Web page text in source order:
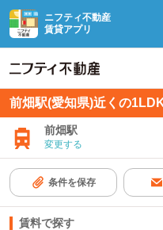
ニフティ不動産
賃貸アプリ
前畑駅(愛知県)近くの
前畑駅
変更する
条件を保存
賃料で探す